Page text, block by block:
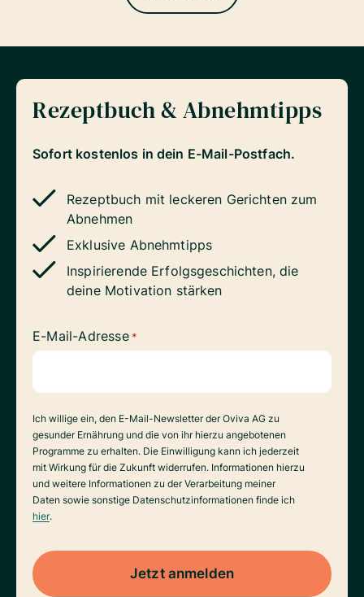
Rezeptbuch & Abnehmtipps
Sofort kostenlos in dein E-Mail-Postfach.
Rezeptbuch mit leckeren Gerichten zum
Abnehmen
Exklusive Abnehmtipps
Inspirierende Erfolgsgeschichten, die
deine Motivation stärken
E-Mail-Adresse *
Datenverarbeitung
Ich willige ein, den E-Mail-Newsletter der Oviva AG zu
gesunder Ernährung und die von ihr hierzu angebotenen
Programme zu erhalten. Die Einwilligung kann ich jederzeit
mit Wirkung für die Zukunft widerrufen. Informationen hierzu
und weitere Informationen zu der Verarbeitung meiner
Daten sowie sonstige Datenschutzinformationen finde ich
hier.
Jetzt anmelden